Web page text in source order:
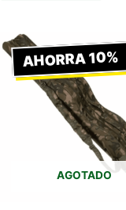
AHORRA 10%
AGOTADO
precio
original
era:
€169,99.
precio
actual
es:
€152,99.